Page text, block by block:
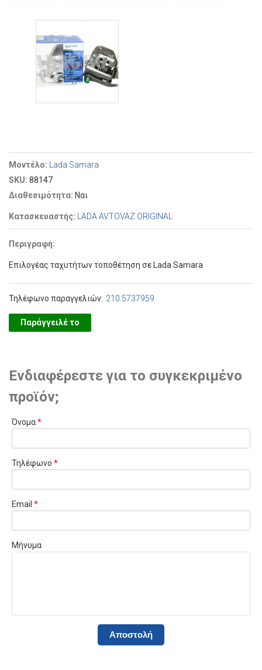
Μοντέλο:
Lada Samara
SKU: 88147
Διαθεσιμότητα: Ναι
Κατασκευαστής: LADA AVTOVAZ ORIGINAL
Περιγραφή:
Επιλογέας ταχυτήτων τοποθέτηση σε Lada Samara
Τηλέφωνο παραγγελιών: 210 5737959
Παράγγειλέ το
Ενδιαφέρεστε για το συγκεκριμένο
προϊόν;
Όνομα*
Τηλέφωνο *
Email *
Μήνυμα